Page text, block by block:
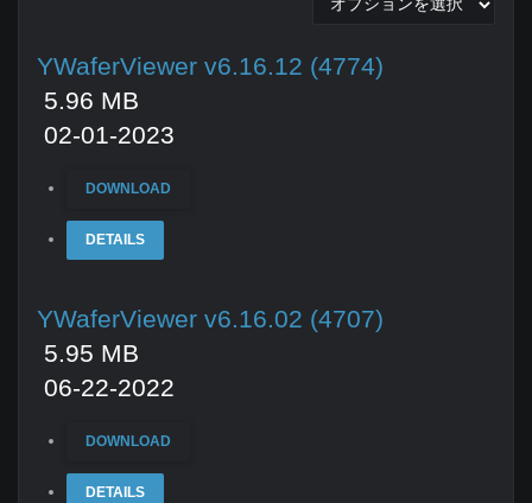
YWaferViewer v6.16.12 (4774)
5.96 MB
02-01-2023
DOWNLOAD
DETAILS
YWaferViewer v6.16.02 (4707)
5.95 MB
06-22-2022
DOWNLOAD
DETAILS